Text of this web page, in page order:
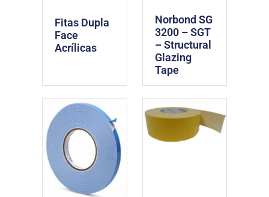
Fitas Dupla
Face
Acrílicas
Norbond SG
3200 – SGT
– Structural
Glazing
Tape